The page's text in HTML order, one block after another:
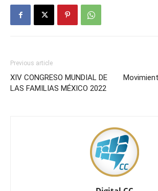
Previous article
XIV CONGRESO MUNDIAL DE
LAS FAMILIAS MÉXICO 2022